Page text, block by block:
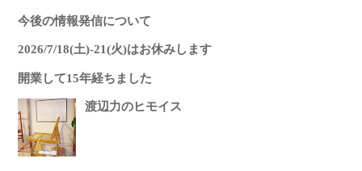
今後の情報発信について
2026/7/18(土)-21(火)はお休みします
開業して15年経ちました
渡辺力のヒモイス